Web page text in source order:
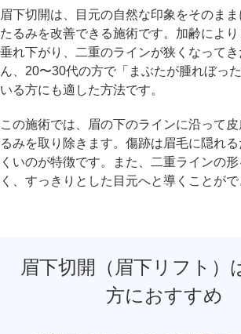
アフターケア オンラ
よくあるご質問
美容ブログ
眉下切開は、目元の自然な印象をそのま
たるみを改善できる施術です。加齢によ
垂れ下がり、二重のラインが狭くなって
ん、20〜30代の方で「まぶたが腫れぼっ
いる方にも適した方法です。
この施術では、眉の下のラインに沿って
るみを取り除きます。傷跡は眉毛に隠れ
くいのが特徴です。また、二重ラインの
く、すっきりとした目元へと導くことがで
眉下切開（眉下リフト）
方におすすめ